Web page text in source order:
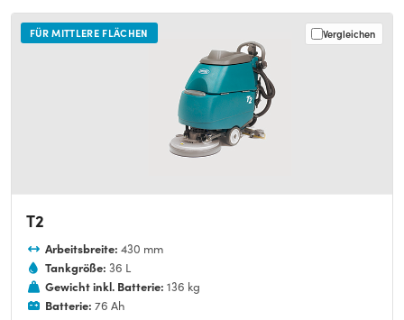
FÜR MITTLERE FLÄCHEN Vergleichen
T2
Arbeitsbreite: 430 mm
Tankgröße: 36 L
Gewicht inkl. Batterie: 136 kg
Batterie: 76 Ah